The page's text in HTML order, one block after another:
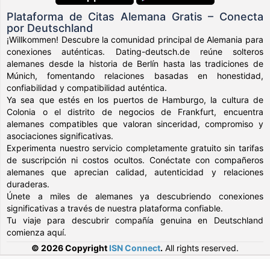
Plataforma de Citas Alemana Gratis – Conecta
por Deutschland
¡Willkommen! Descubre la comunidad principal de Alemania para
conexiones auténticas. Dating-deutsch.de reúne solteros
alemanes desde la historia de Berlín hasta las tradiciones de
Múnich, fomentando relaciones basadas en honestidad,
confiabilidad y compatibilidad auténtica.
Ya sea que estés en los puertos de Hamburgo, la cultura de
Colonia o el distrito de negocios de Frankfurt, encuentra
alemanes compatibles que valoran sinceridad, compromiso y
asociaciones significativas.
Experimenta nuestro servicio completamente gratuito sin tarifas
de suscripción ni costos ocultos. Conéctate con compañeros
alemanes que aprecian calidad, autenticidad y relaciones
duraderas.
Únete a miles de alemanes ya descubriendo conexiones
significativas a través de nuestra plataforma confiable.
Tu viaje para descubrir compañía genuina en Deutschland
comienza aquí.
© 2026 Copyright ISN Connect. All rights reserved.